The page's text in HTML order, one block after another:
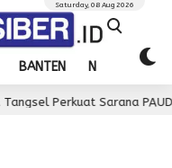
BANTEN NASIONAL
Saturday, 08 Aug 2026
Sarana PAUD, Dorong